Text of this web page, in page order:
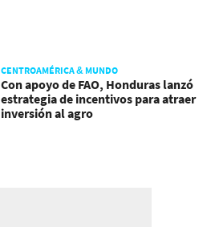
CENTROAMÉRICA & MUNDO
Con apoyo de FAO, Honduras lanzó
estrategia de incentivos para atraer
inversión al agro